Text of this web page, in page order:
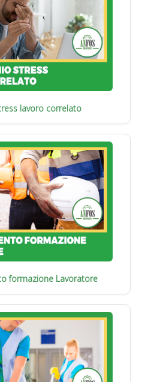
lavoro correlato
formazione Lavoratore